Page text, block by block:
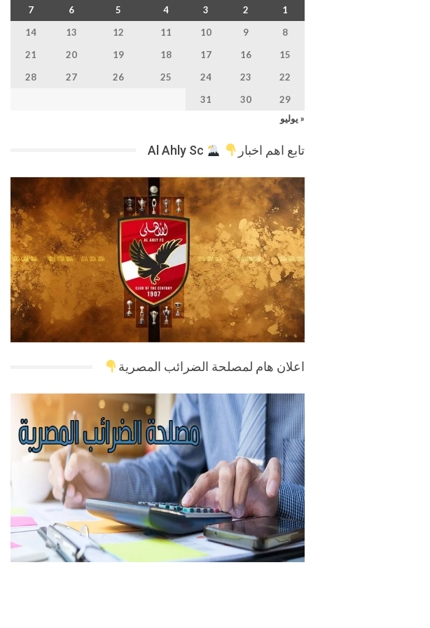
1
2
3
4
5
6
7
8
9
10
11
12
13
14
15
16
17
18
19
20
21
22
23
24
25
26
27
28
29
30
31
« يوليو
تابع اهم اخبار
اعلان هام لمصلحة الضرائب المصرية